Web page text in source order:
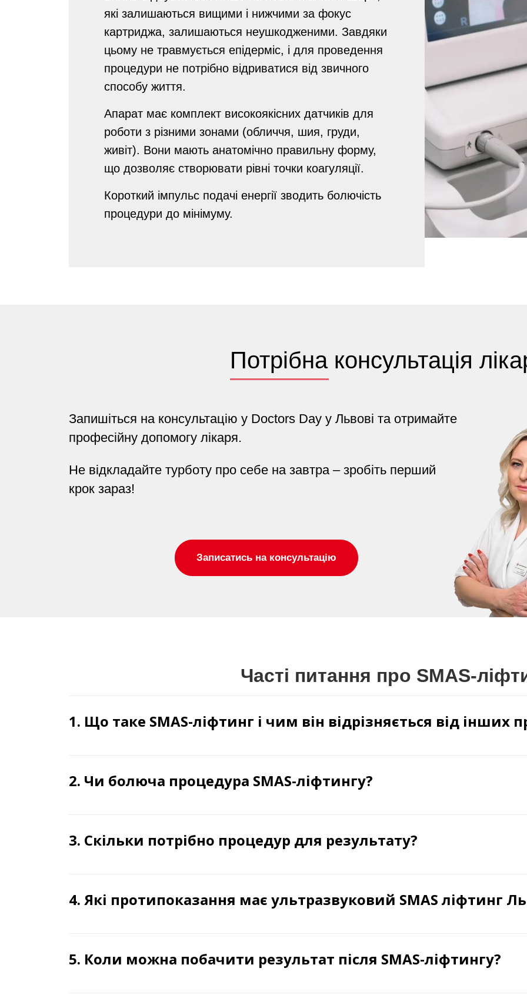
які залишаються вищими і нижчими за фокус
картриджа, залишаються неушкодженими. Завдяки
цьому не травмується епідерміс, і для проведення
процедури не потрібно відриватися від звичного
способу життя.
Апарат має комплект високоякісних датчиків для
роботи з різними зонами (обличчя, шия, груди,
живіт). Вони мають анатомічно правильну форму,
що дозволяє створювати рівні точки коагуляції.
Короткий імпульс подачі енергії зводить болючість
процедури до мінімуму.
Потрібна консультація
Запишіться на консультацію у Doctors Day у Львові та отримайте
професійну допомогу лікаря.
Не відкладайте турботу про себе на завтра – зробіть перший
крок зараз!
Записатись на консультацію
Часті питання про SMAS-
1. Що таке SMAS-ліфтинг і чим він відрізняється від інших
2. Чи болюча процедура SMAS-ліфтингу?
3. Скільки потрібно процедур для результату?
4. Які протипоказання має ультразвуковий SMAS ліфтинг
5. Коли можна побачити результат після SMAS-ліфтингу?